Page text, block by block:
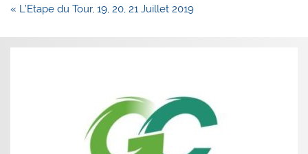
Navigation
l’article
« L’Etape du Tour, 19, 20, 21 Juillet 2019